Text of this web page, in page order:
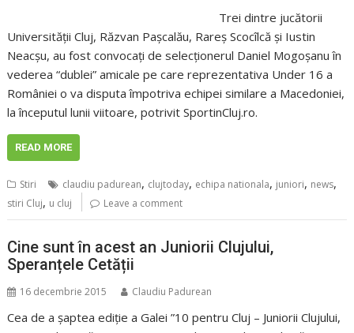
Trei dintre jucătorii
Universităţii Cluj, Răzvan Paşcalău, Rareş Scocîlcă şi Iustin
Neacşu, au fost convocaţi de selecţionerul Daniel Mogoşanu în
vederea “dublei” amicale pe care reprezentativa Under 16 a
României o va disputa împotriva echipei similare a Macedoniei,
la începutul lunii viitoare, potrivit SportinCluj.ro.
READ MORE
Stiri claudiu padurean, clujtoday, echipa nationala, juniori, news,
stiri Cluj, u cluj Leave a comment
Cine sunt în acest an Juniorii Clujului,
Speranțele Cetății
16 decembrie 2015 Claudiu Padurean
Cea de a şaptea ediţie a Galei ”10 pentru Cluj – Juniorii Clujului,